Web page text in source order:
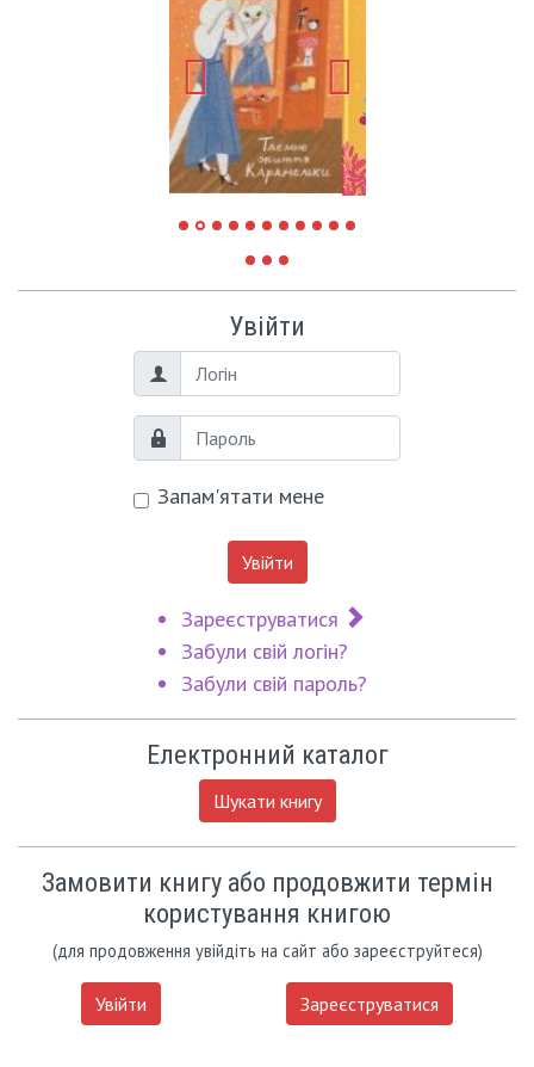
Увійти
Логін
Пароль
Запам'ятати мене
Увійти
Зареєструватися
Забули свій логін?
Забули свій пароль?
Електронний каталог
Шукати книгу
Замовити книгу або продовжити термін
користування книгою
(для продовження увійдіть на сайт або зареєструйтеся)
Увійти Зареєструватися